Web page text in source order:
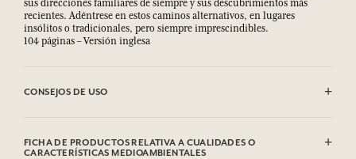
sus direcciones familiares de siempre y sus descubrimientos más
recientes. Adéntrese en estos caminos alternativos, en lugares
insólitos o tradicionales, pero siempre imprescindibles.
104 páginas – Versión inglesa
CONSEJOS DE USO
FICHA DE PRODUCTOS RELATIVA A CUALIDADES O
CARACTERÍSTICAS MEDIOAMBIENTALES